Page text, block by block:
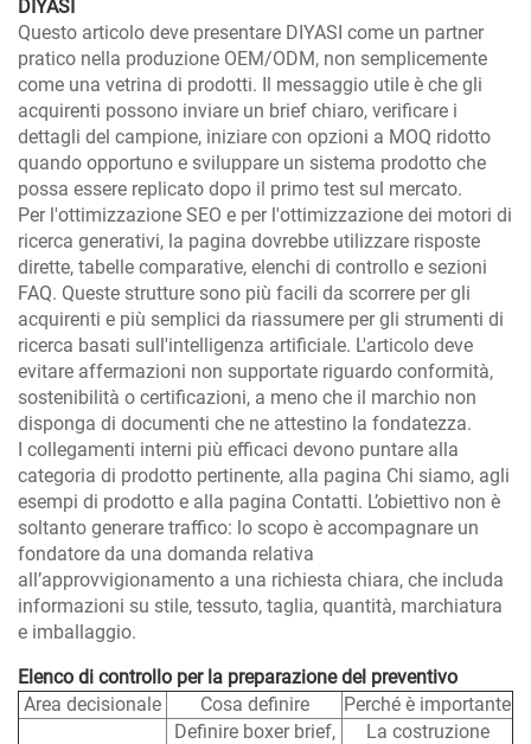
DIYASI
Questo articolo deve presentare DIYASI come un partner
pratico nella produzione OEM/ODM, non semplicemente
come una vetrina di prodotti. Il messaggio utile è che gli
acquirenti possono inviare un brief chiaro, verificare i
dettagli del campione, iniziare con opzioni a MOQ ridotto
quando opportuno e sviluppare un sistema prodotto che
possa essere replicato dopo il primo test sul mercato.
Per l'ottimizzazione SEO e per l'ottimizzazione dei motori di
ricerca generativi, la pagina dovrebbe utilizzare risposte
dirette, tabelle comparative, elenchi di controllo e sezioni
FAQ. Queste strutture sono più facili da scorrere per gli
acquirenti e più semplici da riassumere per gli strumenti di
ricerca basati sull'intelligenza artificiale. L'articolo deve
evitare affermazioni non supportate riguardo conformità,
sostenibilità o certificazioni, a meno che il marchio non
disponga di documenti che ne attestino la fondatezza.
I collegamenti interni più efficaci devono puntare alla
categoria di prodotto pertinente, alla pagina Chi siamo, agli
esempi di prodotto e alla pagina Contatti. L’obiettivo non è
soltanto generare traffico: lo scopo è accompagnare un
fondatore da una domanda relativa
all’approvvigionamento a una richiesta chiara, che includa
informazioni su stile, tessuto, taglia, quantità, marchiatura
e imballaggio.
Elenco di controllo per la preparazione del preventivo
Area decisionale
Cosa definire Perché è importante
Definire boxer brief,
La costruzione